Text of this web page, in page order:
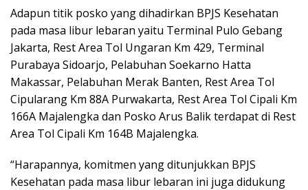
Adapun titik posko yang dihadirkan BPJS Kesehatan
pada masa libur lebaran yaitu Terminal Pulo Gebang
Jakarta, Rest Area Tol Ungaran Km 429, Terminal
Purabaya Sidoarjo, Pelabuhan Soekarno Hatta
Makassar, Pelabuhan Merak Banten, Rest Area Tol
Cipularang Km 88A Purwakarta, Rest Area Tol Cipali Km
166A Majalengka dan Posko Arus Balik terdapat di Rest
Area Tol Cipali Km 164B Majalengka.
“Harapannya, komitmen yang ditunjukkan BPJS
Kesehatan pada masa libur lebaran ini juga didukung